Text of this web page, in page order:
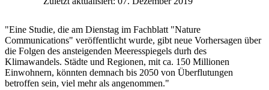
"Eine Studie, die am Dienstag im Fachblatt "Nature
Communications" veröffentlicht wurde, gibt neue Vorhersagen über
die Folgen des ansteigenden Meeresspiegels durh des
Klimawandels. Städte und Regionen, mit ca. 150 Millionen
Einwohnern, könnten demnach bis 2050 von Überflutungen
betroffen sein, viel mehr als angenommen."